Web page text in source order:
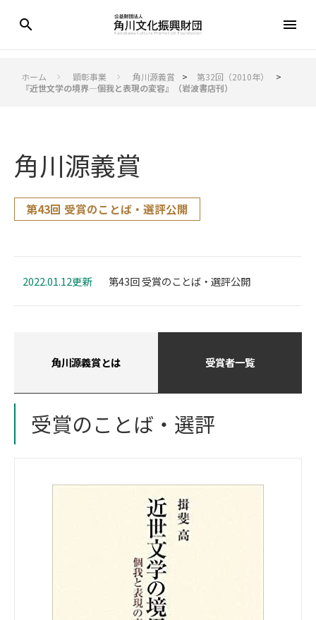
search menu
ホーム keyboard_arrow_right 顕彰事業 keyboard_arrow_right 角川源義賞 > 第32回（2010年）
>
『近世文学の境界―個我と表現の変容』（岩波書店刊）
角川源義賞
第43回 受賞のことば・選評公開
2022.01.12更新 第43回 受賞のことば・選評公開
角川源義賞とは 受賞者一覧
受賞のことば・選評